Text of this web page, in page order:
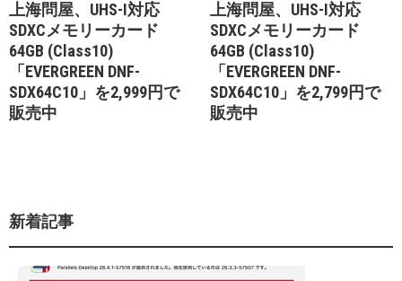
上海問屋、UHS-I対応
SDXCメモリーカード
64GB (Class10)
「EVERGREEN DNF-
SDX64C10」を2,999円で
販売中
上海問屋、UHS-I対応
SDXCメモリーカード
64GB (Class10)
「EVERGREEN DNF-
SDX64C10」を2,799円で
販売中
新着記事